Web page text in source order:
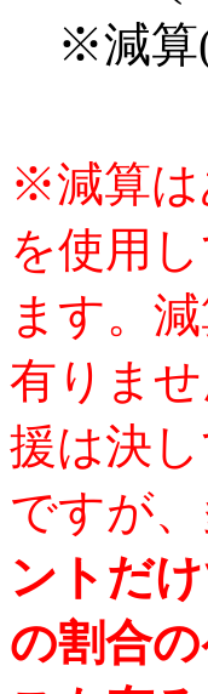
※減算
※減算は
を使用
ます。
有りま
援は決
ですが
ントだ
の割合